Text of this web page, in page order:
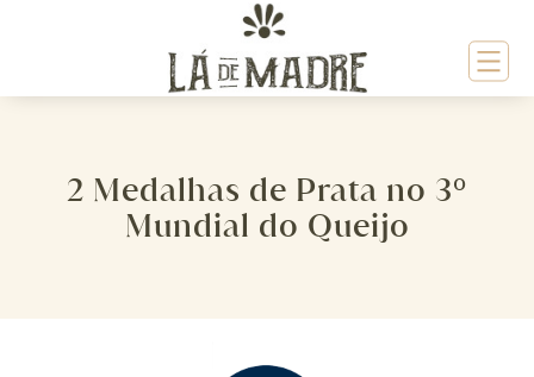
2 Medalhas de Prata no 3º
Mundial do Queijo